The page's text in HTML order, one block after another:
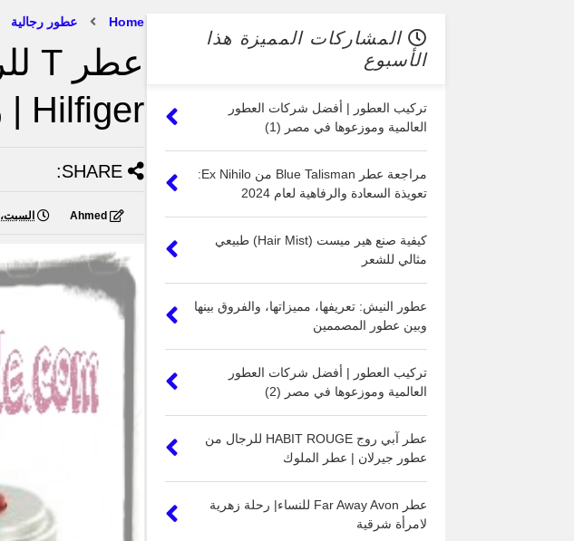
Home عطور رجالية
Hilfiger | رجولة كلاسيكية
SHARE:
Ahmed السبت، 4 يناير 2020
المشاركات المميزة هذا
الأسبوع
تركيب العطور | أفضل شركات العطور
العالمية وموزعوها في مصر (1)
مراجعة عطر Blue Talisman من Ex Nihilo:
تعويذة السعادة والرفاهية لعام 2024
كيفية صنع هير ميست (Hair Mist) طبيعي
مثالي للشعر
عطور النيش: تعريفها، مميزاتها، والفروق بينها
وبين عطور المصممين
تركيب العطور | أفضل شركات العطور
العالمية وموزعوها في مصر (2)
عطر آبي روج HABIT ROUGE للرجال من
عطور جيرلان | عطر الملوك
عطر Far Away Avon للنساء| رحلة زهرية
لامرأة شرقية